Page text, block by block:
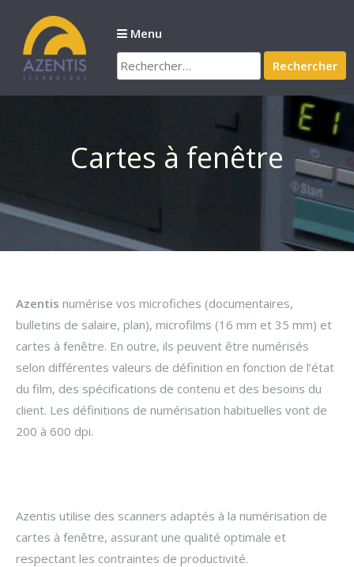
contenu
Menu
Rechercher :
Cartes à fenêtre
Azentis numérise vos microfiches (documentaires,
bulletins de salaire, plan), microfilms (16 mm et 35 mm) et
cartes à fenêtre. En outre, ils peuvent être numérisés
selon différentes valeurs de définition en fonction de l’état
du film, des spécifications de contenu et des besoins du
client. Les définitions de numérisation habituelles vont de
200 à 600 dpi.
Azentis utilise des scanners adaptés à la numérisation de
cartes à fenêtre, assurant une qualité optimale et
respectant les contraintes de productivité.